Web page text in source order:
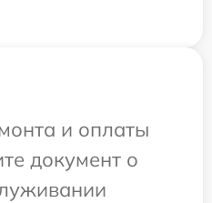
и оплаты
документ о